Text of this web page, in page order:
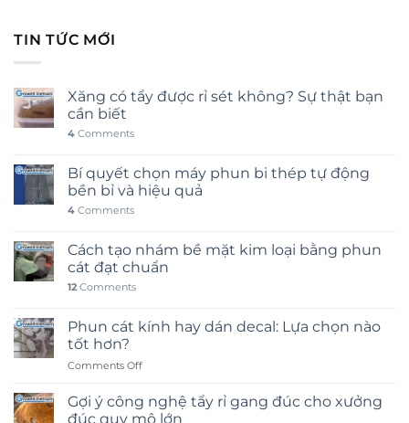
TIN TỨC MỚI
Xăng có tẩy được rỉ sét không? Sự thật bạn
cần biết
4 Comments
Bí quyết chọn máy phun bi thép tự động
bền bỉ và hiệu quả
4 Comments
Cách tạo nhám bề mặt kim loại bằng phun
cát đạt chuẩn
12Comments
Phun cát kính hay dán decal: Lựa chọn nào
tốt hơn?
Comments Offon
cát
kính
Gợi ý công nghệ tẩy rỉ gang đúc cho xưởng
đúc quy mô lớn